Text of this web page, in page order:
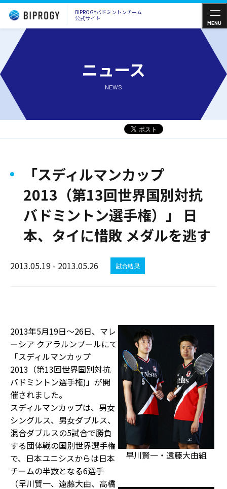
BIPROGYバドミントンチーム
公式サイト
MENU
ニュース
NEWS
「スディルマンカップ
2013（第13回世界国別対抗
バドミントン選手権）」 日
本、タイに惜敗 メダルを逃す
2013.05.19 - 2013.05.26 試合結果
2013年5月19日〜26日、マレ
ーシア クアラルンプールにて
「スディルマンカップ
2013（第13回世界国別対抗
バドミントン選手権)」が開
催されました。
スディルマンカップは、男女
シングルス、男女ダブルス、
混合ダブルスの5試合で勝負
する団体戦の国別世界選手権
で、日本ユニシスからは日本
チームの半数となる6選手
（早川賢一、遠藤大由、高橋
早川賢一・遠藤大由組